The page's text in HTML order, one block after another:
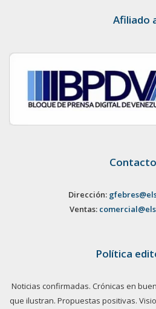
Afiliado
Dirección:
Ventas:
Política
Noticias confirmadas. Crónicas en
que ilustran. Propuestas positivas.